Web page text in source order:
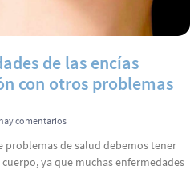
de las encías
con otros problemas
comentarios
problemas de salud debemos tener
ya que muchas enfermedades